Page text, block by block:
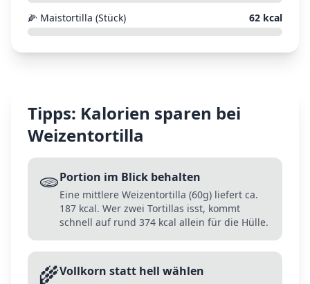
🌽 Maistortilla (Stück) 62 kcal
Tipps: Kalorien sparen bei
Weizentortilla
🫓Portion im Blick behalten
Eine mittlere Weizentortilla (60g) liefert ca.
187 kcal. Wer zwei Tortillas isst, kommt
schnell auf rund 374 kcal allein für die Hülle.
🌾Vollkorn statt hell wählen